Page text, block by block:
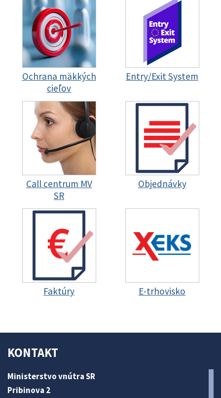
Ochrana mäkkých
cieľov
Entry/Exit System
Call centrum MV
SR
Objednávky
Faktúry E-trhovisko
KONTAKT
Ministerstvo vnútra SR
Pribinova 2